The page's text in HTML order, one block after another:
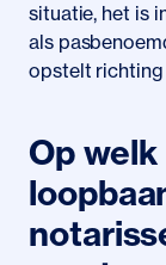
situatie, het is
als
opstelt richting
Op